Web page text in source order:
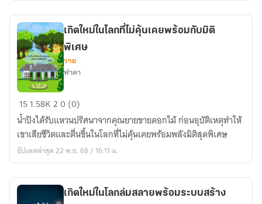
ถูก
หิมะ
กลืน
เกิด
ใหม่
ใน
โลก
ที่
คุ้น
เกิดใหม่ในโลกที่ไม่คุ้นเคยพร้อมกับมิติ
พิเศษ
วาย
ฟาดา
15 1.58K20 (0)
น้ำปิงได้รับแหวนปริศนาจากคุณยายขายดอกไม้ ก่อนอุบัติเหตุทำให้
เขาเสียชีวิตและตื่นขึ้นในโลกที่ไม่คุ้นเคยพร้อมพลังมิติสุดพิเศษ
อัปเดตล่าสุด 22 พ.ย. 68 / 16:11 น.
เกิดใหม่ในโลกล่มสลายพร้อมระบบสร้าง